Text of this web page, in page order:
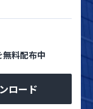
料配布中
ロード